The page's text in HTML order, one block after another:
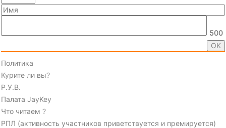
500
Политика
Курите ли вы?
Р.У.В.
Палата JayKey
Что читаем ?
РПЛ (активность участников приветствуется и премируется)